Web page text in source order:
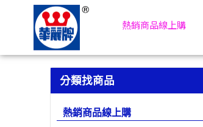
空白 | 華麗牌自粘標籤
熱銷商品線上購
分類找商品
熱銷商品線上購